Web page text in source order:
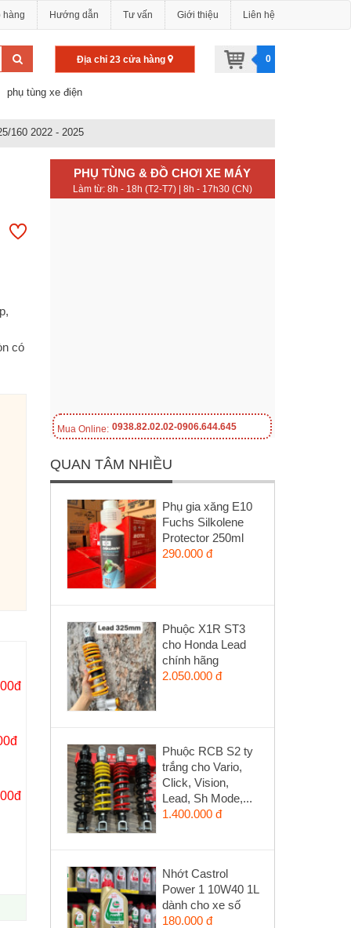
hàng Hướng dẫn Tư vấn Giới thiệu Liên hệ
phụ tùng xe điện
Địa chỉ 23 cửa hàng 0
160 2022 - 2025
có
PHỤ TÙNG & ĐỒ CHƠI XE MÁY
Làm từ: 8h - 18h (T2-T7) | 8h - 17h30 (CN)
Mua Online: 0938.82.02.02-0906.644.645
QUAN TÂM NHIỀU
Phụ gia xăng E10
Fuchs Silkolene
Protector 250ml
290.000 đ
Phuộc X1R ST3
cho Honda Lead
chính hãng
2.050.000 đ
Phuộc RCB S2 ty
trắng cho Vario,
Click, Vision,
Lead, Sh Mode,...
1.400.000 đ
Nhớt Castrol
Power 1 10W40 1L
dành cho xe số
180.000 đ